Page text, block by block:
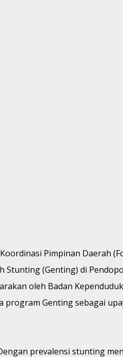
Pimpinan Daerah
(Genting) di
oleh Badan
Genting sebagai
prevalensi stunting